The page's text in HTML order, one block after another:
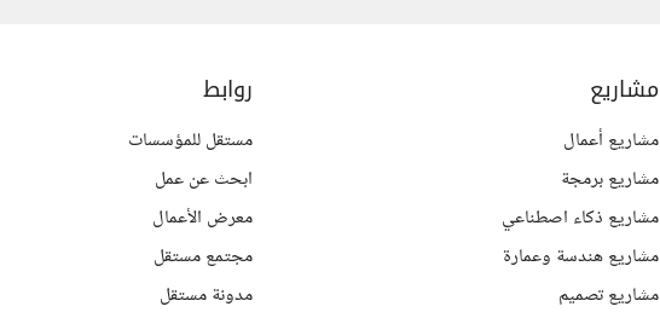
مشاريع
مشاريع أعمال
مشاريع برمجة
مشاريع ذكاء اصطناعي
مشاريع هندسة وعمارة
مشاريع تصميم
روابط
مستقل للمؤسسات
ابحث عن عمل
معرض الأعمال
مجتمع مستقل
مدونة مستقل